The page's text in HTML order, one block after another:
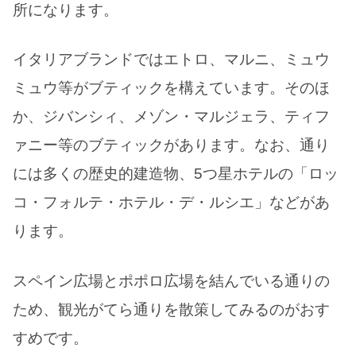
所になります。
イタリアブランドではエトロ、マルニ、ミュウ
ミュウ等がブティックを構えています。そのほ
か、ジバンシィ、メゾン・マルジェラ、ティフ
ァニー等のブティックがあります。なお、通り
には多くの歴史的建造物、5つ星ホテルの「ロッ
コ・フォルテ・ホテル・デ・ルシエ」などがあ
ります。
スペイン広場とポポロ広場を結んでいる通りの
ため、観光がてら通りを散策してみるのがおす
すめです。